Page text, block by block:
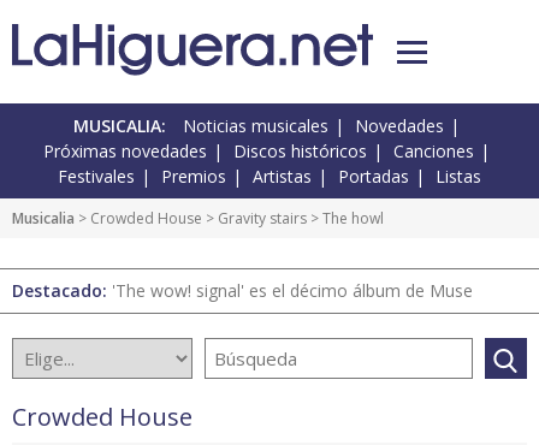
MUSICALIA: Noticias musicales
Novedades
Próximas novedades
Discos históricos
Canciones
Festivales
Premios Artistas Portadas Listas
Musicalia > Crowded House > Gravity stairs > The howl
Destacado: 'The wow! signal' es el décimo álbum de Muse
Crowded House